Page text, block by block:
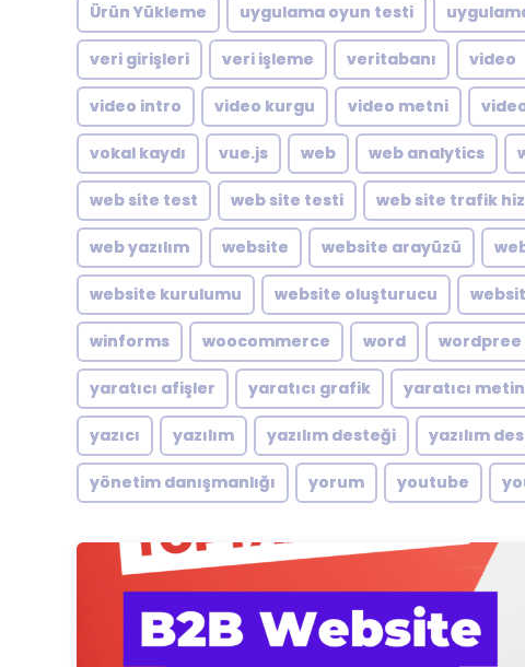
Ürün Yükleme uygulama oyun testi
veri girişleri veri işleme veritabanı video
video intro video kurgu video metni
vokal kaydı vue.js web web analytics
web site test web site testi web site trafik
web yazılım website website arayüzü
website kurulumu website oluşturucu
winforms woocommerce word wordpree
yaratıcı afişler yaratıcı grafik yaratıcı metin
yazıcı yazılım yazılım desteği yazılım
yönetim danışmanlığı yorum youtube